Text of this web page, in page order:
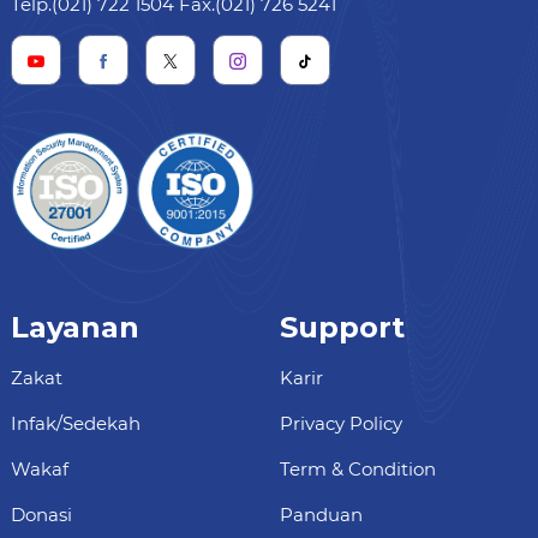
Layanan
Zakat
Infak/Sedekah
Wakaf
Donasi
Support
Karir
Privacy Policy
Term & Condition
Panduan